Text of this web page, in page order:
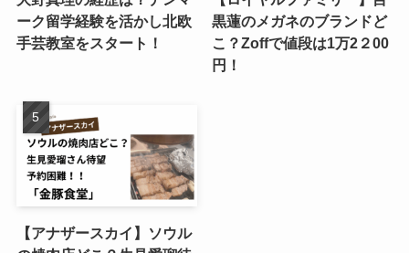
ーク留学経験を活かし北欧
手芸教室をスタート！
黒蓮のメガネのブランドど
こ？Zoffで値段は1万2２00
円！
【アナザースカイ】ソウル